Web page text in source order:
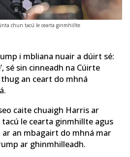
chun tacú le cearta ginmhillte
i mbliana nuair a dúirt sé:
sé sin cinneadh na Cúirte
an ceart do mhná
caite chuaigh Harris ar
le cearta ginmhillte agus
an mbagairt do mhná mar
ar ghinmhilleadh.